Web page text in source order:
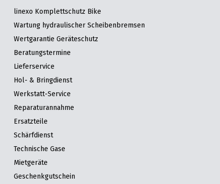
linexo Komplettschutz Bike
Wartung hydraulischer Scheibenbremsen
Wertgarantie Geräteschutz
Beratungstermine
Lieferservice
Hol- & Bringdienst
Werkstatt-Service
Reparaturannahme
Ersatzteile
Schärfdienst
Technische Gase
Mietgeräte
Geschenkgutschein